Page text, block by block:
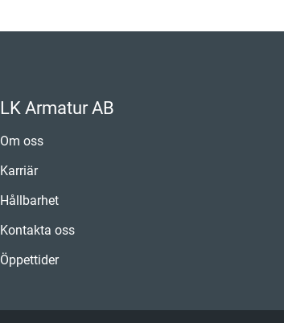
LK Armatur AB
Om oss
Karriär
Hållbarhet
Kontakta oss
Öppettider